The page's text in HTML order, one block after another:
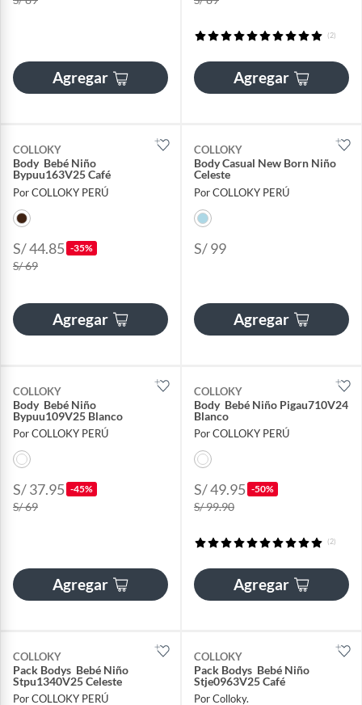
Agregar
(2)
Agregar
COLLOKY
Body Bebé Niño
Bypuu163V25 Café
Por COLLOKY PERÚ
S/ 44.85 -35%
S/ 69
Agregar
COLLOKY
Body Casual New Born Niño
Celeste
Por COLLOKY PERÚ
S/ 99
Agregar
COLLOKY
Body Bebé Niño
Bypuu109V25 Blanco
Por COLLOKY PERÚ
S/ 37.95 -45%
S/ 69
Agregar
COLLOKY
Body Bebé Niño Pigau710V24
Blanco
Por COLLOKY PERÚ
S/ 49.95 -50%
S/ 99.90
(2)
Agregar
COLLOKY
Pack Bodys Bebé Niño
Stpu1340V25 Celeste
Por COLLOKY PERÚ
COLLOKY
Pack Bodys Bebé Niño
Stje0963V25 Café
Por Colloky.